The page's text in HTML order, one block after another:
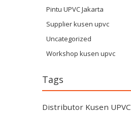
Pintu UPVC Jakarta
Supplier kusen upvc
Uncategorized
Workshop kusen upvc
Tags
Distributor Kusen UPVC